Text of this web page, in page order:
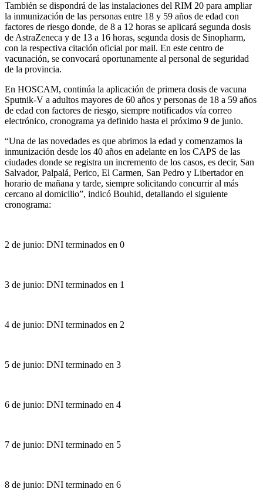
También se dispondrá de las instalaciones del RIM 20 para ampliar
la inmunización de las personas entre 18 y 59 años de edad con
factores de riesgo donde, de 8 a 12 horas se aplicará segunda dosis
de AstraZeneca y de 13 a 16 horas, segunda dosis de Sinopharm,
con la respectiva citación oficial por mail. En este centro de
vacunación, se convocará oportunamente al personal de seguridad
de la provincia.
En HOSCAM, continúa la aplicación de primera dosis de vacuna
Sputnik-V a adultos mayores de 60 años y personas de 18 a 59 años
de edad con factores de riesgo, siempre notificados vía correo
electrónico, cronograma ya definido hasta el próximo 9 de junio.
“Una de las novedades es que abrimos la edad y comenzamos la
inmunización desde los 40 años en adelante en los CAPS de las
ciudades donde se registra un incremento de los casos, es decir, San
Salvador, Palpalá, Perico, El Carmen, San Pedro y Libertador en
horario de mañana y tarde, siempre solicitando concurrir al más
cercano al domicilio”, indicó Bouhid, detallando el siguiente
cronograma:
2 de junio: DNI terminados en 0
3 de junio: DNI terminados en 1
4 de junio: DNI terminados en 2
5 de junio: DNI terminado en 3
6 de junio: DNI terminado en 4
7 de junio: DNI terminado en 5
8 de junio: DNI terminado en 6